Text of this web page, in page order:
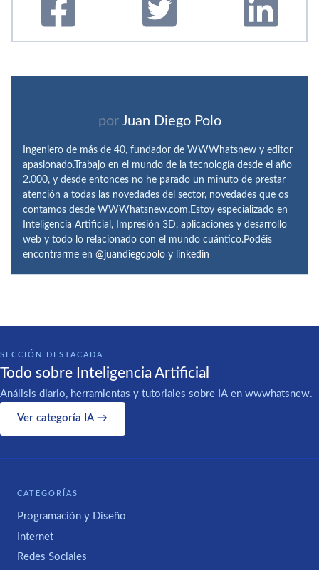
por Juan Diego Polo
Ingeniero de más de 40, fundador de WWWhatsnew y editor
apasionado.Trabajo en el mundo de la tecnología desde el año
2.000, y desde entonces no he parado un minuto de prestar
atención a todas las novedades del sector, novedades que os
contamos desde WWWhatsnew.com.Estoy especializado en
Inteligencia Artificial, Impresión 3D, aplicaciones y desarrollo
web y todo lo relacionado con el mundo cuántico.Podéis
encontrarme en @juandiegopolo y linkedin
SECCIÓN DESTACADA
Todo sobre Inteligencia Artificial
Análisis diario, herramientas y tutoriales sobre IA en wwwhatsnew.
Ver categoría IA →
CATEGORÍAS
Programación y Diseño
Internet
Redes Sociales